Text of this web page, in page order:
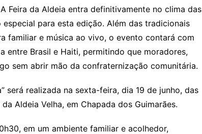
A Feira da Aldeia entra definitivamente no clima das
para esta edição. Além das tradicionais
familiar e música ao vivo, o evento contará com
entre Brasil e Haiti, permitindo que moradores,
sem abrir mão da confraternização comunitária.
será realizada na sexta-feira, dia 19 de junho, das
Aldeia Velha, em Chapada dos Guimarães.
em um ambiente familiar e acolhedor,